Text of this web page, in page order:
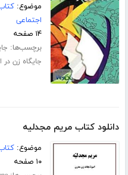
موضوع:
اجتماعی
۱۴ صفحه
برچسب‌ها:
جایگاه زن در
دانلود کتاب مریم مجدلیه
موضوع:
۱۰ صفحه